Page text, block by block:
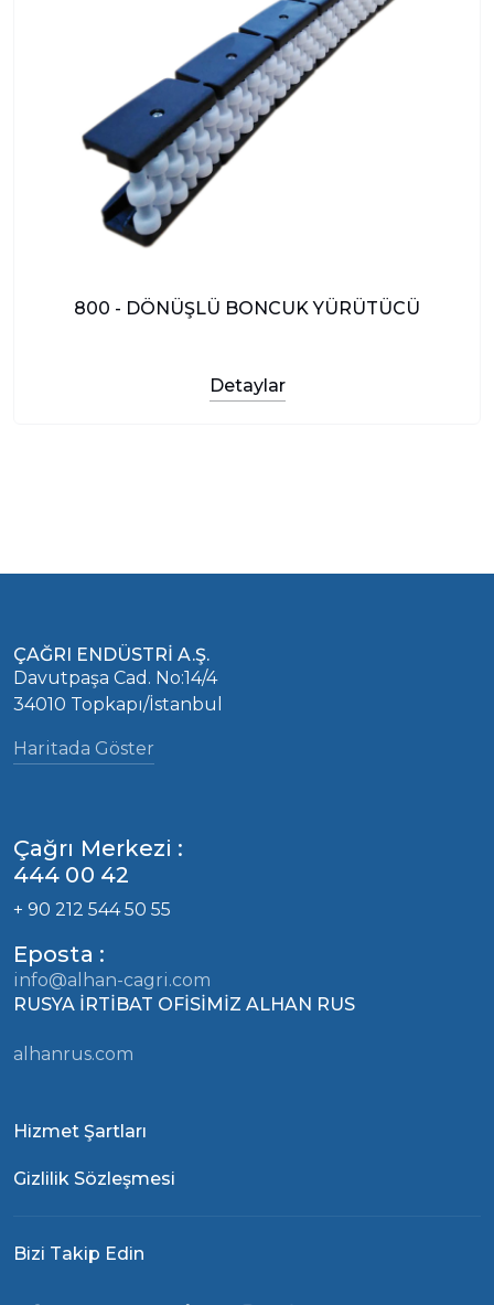
800 - DÖNÜŞLÜ BONCUK YÜRÜTÜCÜ
Detaylar
ÇAĞRI ENDÜSTRİ A.Ş.
Davutpaşa Cad. No:14/4
34010 Topkapı/İstanbul
Haritada Göster
Çağrı Merkezi :
444 00 42
+ 90 212 544 50 55
Eposta :
info@alhan-cagri.com
RUSYA İRTİBAT OFİSİMİZ ALHAN RUS
alhanrus.com
Hizmet Şartları
Gizlilik Sözleşmesi
Bizi Takip Edin